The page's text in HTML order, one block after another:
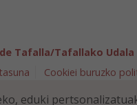
Tafalla/Tafallako Udala
Cookiei buruzko
948 70 18 11
eduki